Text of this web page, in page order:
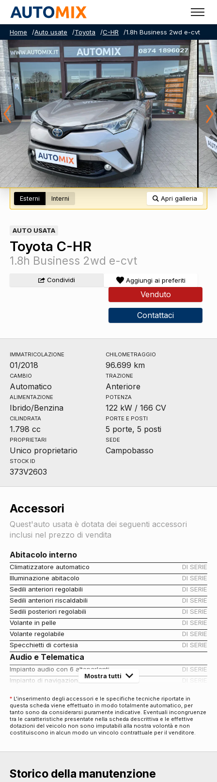
Home /Auto usate /Toyota /C-HR /1.8h Business 2wd e-cvt
Esterni Interni Apri galleria
AUTO USATA
Toyota C-HR
1.8h Business 2wd e-cvt
Condividi Aggiungi ai preferiti
Venduto
Contattaci
IMMATRICOLAZIONE
01/2018
CHILOMETRAGGIO
96.699 km
CAMBIO
Automatico
TRAZIONE
Anteriore
ALIMENTAZIONE
Ibrido/Benzina
POTENZA
122 kW / 166 CV
CILINDRATA
1.798 cc
PORTE E POSTI
5 porte, 5 posti
PROPRIETARI
Unico proprietario
SEDE
Campobasso
STOCK ID
373V2603
Accessori
Quest'auto usata è dotata dei seguenti accessori
inclusi nel prezzo di vendita
Abitacolo interno
Climatizzatore automatico
DI SERIE
Illuminazione abitacolo
DI SERIE
Sedili anteriori regolabili
DI SERIE
Sedili anteriori riscaldabili
DI SERIE
Sedili posteriori regolabili
DI SERIE
Volante in pelle
DI SERIE
Volante regolabile
DI SERIE
Specchietti di cortesia
DI SERIE
Audio e Telematica
Impianto audio con 6 altoparlanti
DI SERIE
Impianto di navigazione
DI SERIE
Computer di bordo
DI SERIE
Impianto audio con radio digitale dab
DI SERIE
Cerchi
Connettività
Esterni
Mostra tutti
* L'inserimento degli accessori e le specifiche tecniche riportate in
questa scheda viene effettuato in modo totalmente automatico, per
tanto sono da considerarsi puramente indicative. Eventuali incongruenze
tra le caratteristiche presentate nella scheda descrittiva e le effettive
dotazioni del veicolo non sono imputabili alla nostra volontà e non
costituiscono in alcun modo un vincolo contrattuale per il venditore.
Storico della manutenzione